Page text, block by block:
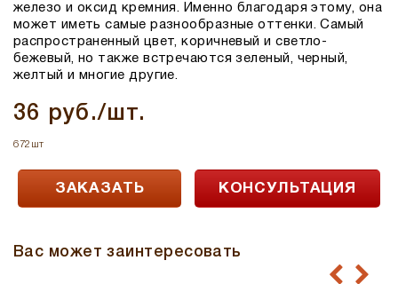
железо и оксид кремния. Именно благодаря этому, она
может иметь самые разнообразные оттенки. Самый
распространенный цвет, коричневый и светло-
бежевый, но также встречаются зеленый, черный,
желтый и многие другие.
36 руб./шт.
672шт
ЗАКАЗАТЬ КОНСУЛЬТАЦИЯ
Вас может заинтересовать